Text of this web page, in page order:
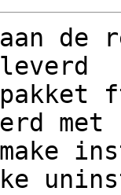
de
met
'make